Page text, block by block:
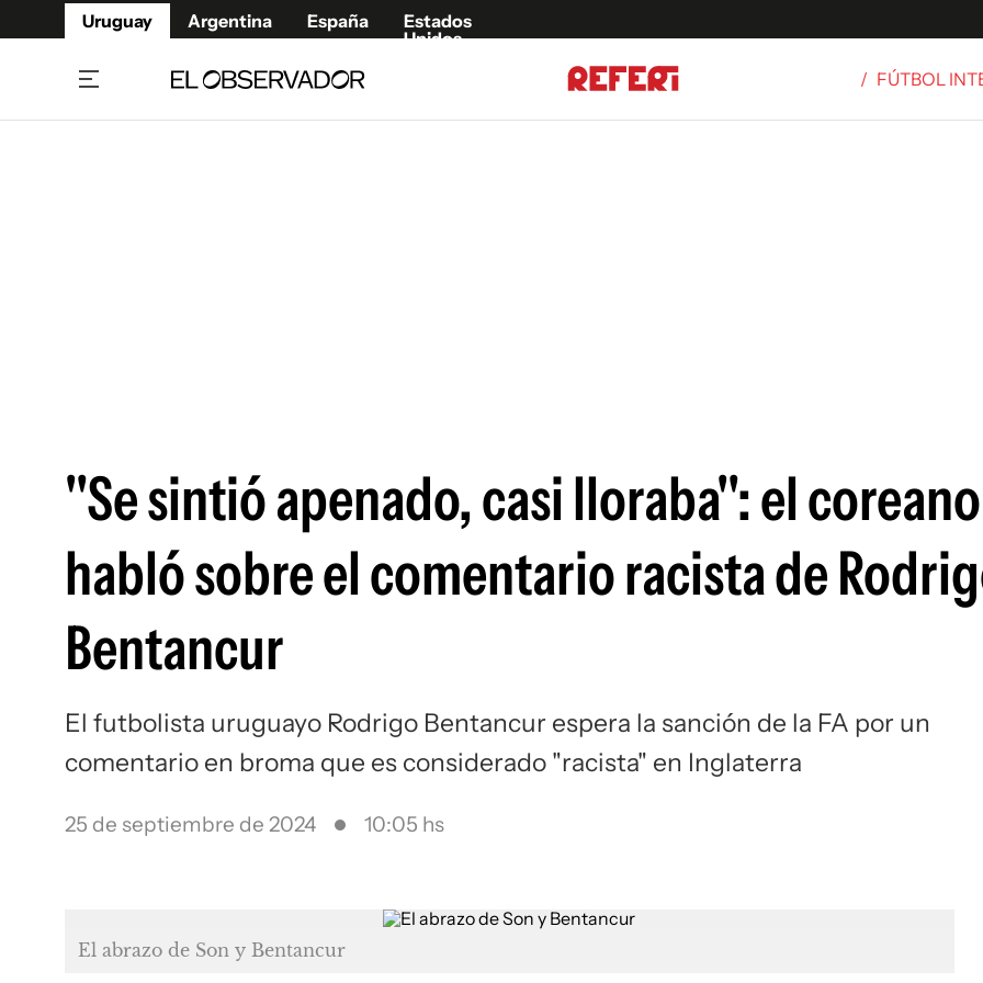
Uruguay Argentina España
Estados
Unidos
/ FÚTBOL
"Se sintió apenado, casi lloraba": el
habló sobre el comentario racista de
Bentancur
El futbolista uruguayo Rodrigo Bentancur espera la sanción de la FA por un
comentario en broma que es considerado "racista" en Inglaterra
25 de septiembre de 2024 10:05 hs
El abrazo de Son y Bentancur